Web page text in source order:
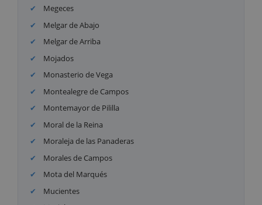
Megeces
Melgar de Abajo
Melgar de Arriba
Mojados
Monasterio de Vega
Montealegre de Campos
Montemayor de Pililla
Moral de la Reina
Moraleja de las Panaderas
Morales de Campos
Mota del Marqués
Mucientes